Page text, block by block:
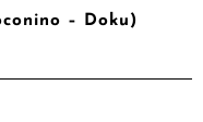
– Doku)